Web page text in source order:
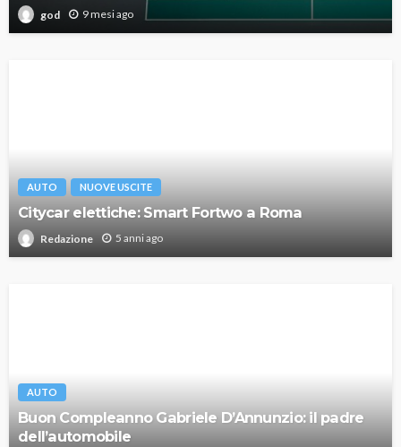
god 9 mesi ago
AUTO NUOVE USCITE
Citycar elettiche: Smart Fortwo a Roma
Redazione 5 anni ago
AUTO
Buon Compleanno Gabriele D’Annunzio: il padre
dell’automobile